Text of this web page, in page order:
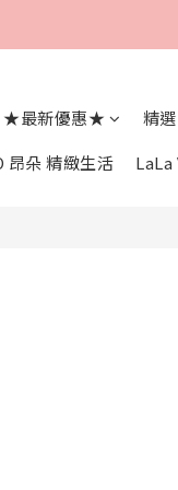
★最新優惠★
精
昂朵 精緻生活 LaLa